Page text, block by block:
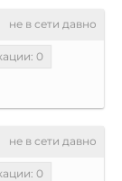
не в сети давно
0
не в сети давно
0